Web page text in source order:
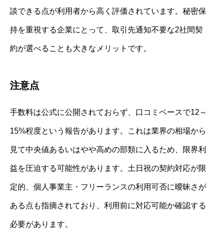
談できる点が利用者から高く評価されています。秘密保
持を重視する企業にとって、取引先通知不要な2社間契
約が選べることも大きなメリットです。
注意点
手数料は公式に公開されておらず、口コミベースで12～
15%程度という報告があります。これは業界の相場から
見て中央値あるいはやや高めの部類に入るため、限界利
益を圧迫する可能性があります。土日祝の契約対応が限
定的、個人事業主・フリーランスの利用可否に曖昧さが
ある点も指摘されており、利用前に対応可能か確認する
必要があります。